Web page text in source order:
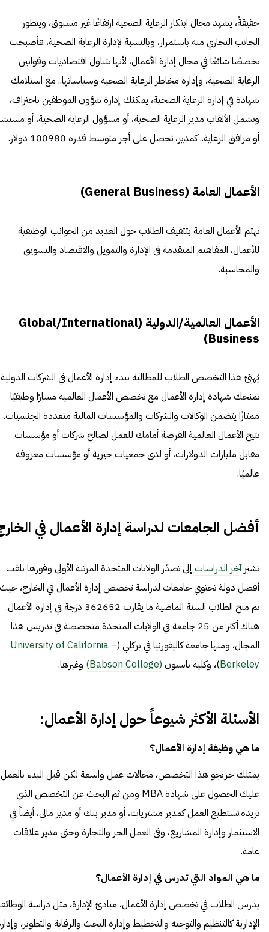
حقيقةً، يشهد مجال ابتكار الرعاية الصحية ارتفاعًا غير مسبوق، ويتطور
الجانب التجاري منه باستمرار، وبالنسبة لإدارة الرعاية الصحية، فأصبحت
تخصصًا شائعًا في مجال إدارة الأعمال، لأنها تتناول اقتصاديات وقوانين
الرعاية الصحية، وإدارة مخاطر الرعاية الصحية وسياساتها.. مع استلامك
شهادة في إدارة الرعاية الصحية، يمكنك إدارة شؤون الموظفين باحتراف،
وتشمل الألقاب مدير الرعاية الصحية، أو مسؤول الرعاية الصحية، أو
أو مرافق الرعاية.. كمدير، تحصل على أجر متوسط قدره 100980 دولار.
الأعمال العامة (General Business)
تهتم الأعمال العامة بتثقيف الطلاب حول العديد من الجوانب الوظيفية
للأعمال، المفاهيم المتقدمة في الإدارة والتمويل والاقتصاد والتسويق
والمحاسبة.
الأعمال العالمية/الدولية (Global/International
Business)
يُهيّئ هذا التخصص الطلاب للمطالبة ببدء إدارة الأعمال في الشركات
تمنحك شهادة إدارة الأعمال مع تخصص الأعمال العالمية مسارًا وظيفيًا
ممتازًا يتضمن الوكالات والشركات والمؤسسات المالية متعددة الجنسيات.
تتيح الأعمال العالمية الفرصة أمامك للعمل لصالح شركات أو مؤسسات
مقابل مليارات الدولارات، أو لدى جمعيات خيرية أو مؤسسات معروفة
عالميًا.
أفضل الجامعات لدراسة إدارة الأعمال في
تشيرآخر الدراسات إلى تصدّر الولايات المتحدة المرتبة الأولى وفوزها بلقب
أفضل دولة تحتوي جامعات لدراسة تخصص إدارة الأعمال في الخارج، حيث
تم منح الطلاب السنة الماضية ما يقارب 362652 درجة في إدارة الأعمال.
هناك أكثر من 25 جامعة في الولايات المتحدة متخصصة في تدريس هذا
المجال، ومنها جامعة كاليفورنيا في بركلي (University of California –
Berkeley)، وكلية بابسون (Babson College) وغيرها.
الأسئلة الأكثر شيوعاً حول إدارة الأعمال:
ما هي وظيفة إدارة الأعمال؟
يمتلك خريجو هذا التخصص، مجالات عمل واسعة لكن قبل البدء بالعمل
عليك الحصول على شهادة MBA ومن ثم البحث عن التخصص الذي
تريده.تستطيع العمل كمدير مشتريات، أو مدير بنك أو مدير مالي، أيضاً في
الاستثمار وإدارة المشاريع، وفي العمل الحر والتجارة وحتى مدير علاقات
عامة.
ما هي المواد التي تدرس في إدارة الأعمال؟
يدرس الطلاب في تخصص إدارة الأعمال، مبادئ الإدارة، مثل دراسة
الإدارية كالتنظيم والتوجيه والتخطيط وإدارة البحث والرقابة والتطوير،